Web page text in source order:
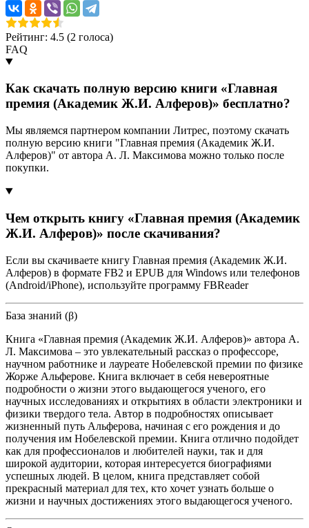
Рейтинг: 4.5 (2 голоса)
FAQ
Как скачать полную версию книги «Главная
премия (Академик Ж.И. Алферов)» бесплатно?
Мы являемся партнером компании Литрес, поэтому скачать
полную версию книги "Главная премия (Академик Ж.И.
Алферов)" от автора А. Л. Максимова можно только после
покупки.
Чем открыть книгу «Главная премия (Академик
Ж.И. Алферов)» после скачивания?
Если вы скачиваете книгу Главная премия (Академик Ж.И.
Алферов) в формате FB2 и EPUB для Windows или телефонов
(Android/iPhone), используйте программу FBReader
База знаний (β)
Книга «Главная премия (Академик Ж.И. Алферов)» автора А.
Л. Максимова – это увлекательный рассказ о профессоре,
научном работнике и лауреате Нобелевской премии по физике
Жорже Альферове. Книга включает в себя невероятные
подробности о жизни этого выдающегося ученого, его
научных исследованиях и открытиях в области электроники и
физики твердого тела. Автор в подробностях описывает
жизненный путь Альферова, начиная с его рождения и до
получения им Нобелевской премии. Книга отлично подойдет
как для профессионалов и любителей науки, так и для
широкой аудитории, которая интересуется биографиями
успешных людей. В целом, книга представляет собой
прекрасный материал для тех, кто хочет узнать больше о
жизни и научных достижениях этого выдающегося ученого.